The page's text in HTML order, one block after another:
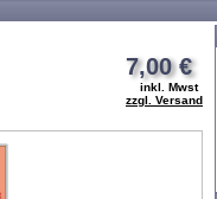
7,00 €
inkl. Mwst
zzgl. Versand